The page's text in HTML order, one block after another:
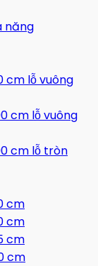
năng
cm lỗ vuông
cm lỗ vuông
cm lỗ tròn
cm
cm
cm
cm